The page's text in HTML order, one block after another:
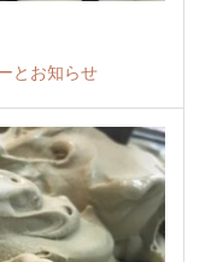
とお知らせ